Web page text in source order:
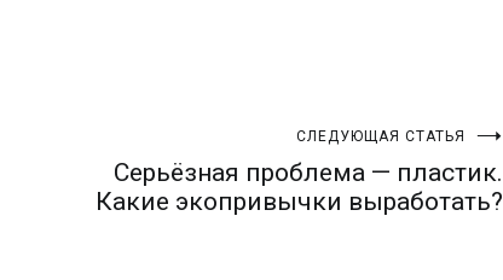
СЛЕДУЮЩАЯ СТАТЬЯ
Серьёзная проблема — пластик.
Какие экопривычки выработать?